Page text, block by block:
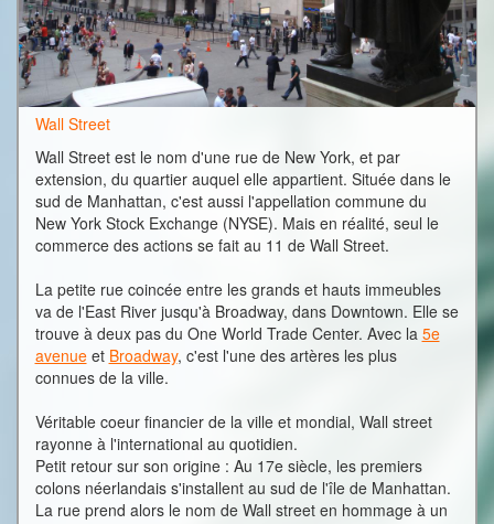
Wall Street
Wall Street est le nom d'une rue de New York, et par
extension, du quartier auquel elle appartient. Située dans le
sud de Manhattan, c'est aussi l'appellation commune du
New York Stock Exchange (NYSE). Mais en réalité, seul le
commerce des actions se fait au 11 de Wall Street.
La petite rue coincée entre les grands et hauts immeubles
va de l'East River jusqu'à Broadway, dans Downtown. Elle se
trouve à deux pas du One World Trade Center. Avec la 5e
avenueet Broadway, c'est l'une des artères les plus
connues de la ville.
Véritable coeur financier de la ville et mondial, Wall street
rayonne à l'international au quotidien.
Petit retour sur son origine : Au 17e siècle, les premiers
colons néerlandais s'installent au sud de l'île de Manhattan.
La rue prend alors le nom de Wall street en hommage à un